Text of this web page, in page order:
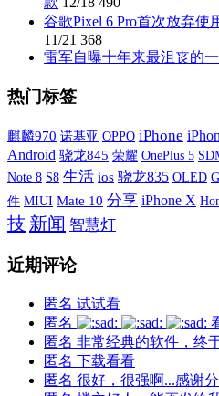
谷歌Pixel 6 Pro首次放弃
11/21 368
雷军自曝十年来最沮丧的
热门标签
麒麟970 诺基亚 OPPO iPhone
Android 骁龙845 荣耀 OnePlus 5
Note 8 S8 生活 ios 骁龙835 OLED
件 MIUI Mate 10 分享 iPhone X
技 新闻 智慧灯
近期评论
匿名 试试看
匿名
匿名 非常经典的软件，终
匿名 下载看看
匿名 很好，很强啊...感谢